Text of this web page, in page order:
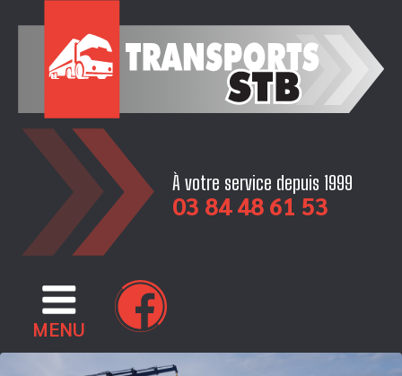
content
À votre service depuis 1999
03 84 48 61 53
MENU